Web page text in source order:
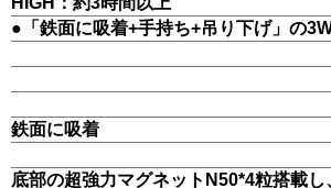
●「鉄面に吸着+手持ち+吊り下げ」の
鉄面に吸着
底部の超強力マグネットN50*4粒搭載